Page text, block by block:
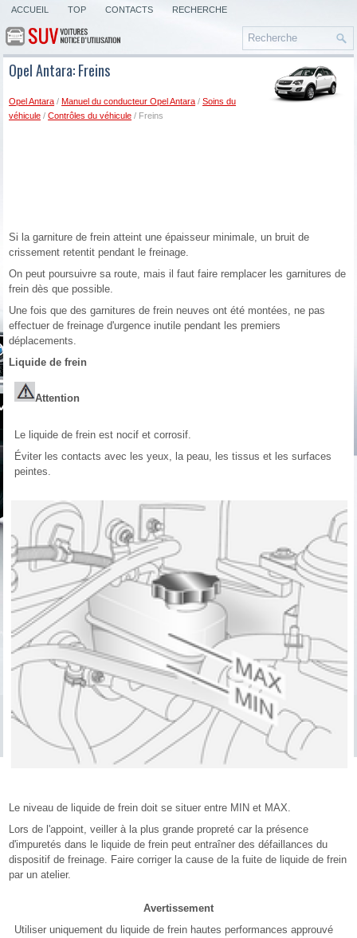
ACCUEIL TOP CONTACTS RECHERCHE
Opel Antara: Freins
Opel Antara /Manuel du conducteur Opel Antara /Soins du
véhicule /Contrôles du véhicule / Freins
Si la garniture de frein atteint une épaisseur minimale, un bruit de
crissement retentit pendant le freinage.
On peut poursuivre sa route, mais il faut faire remplacer les garnitures de
frein dès que possible.
Une fois que des garnitures de frein neuves ont été montées, ne pas
effectuer de freinage d'urgence inutile pendant les premiers
déplacements.
Liquide de frein
Attention
Le liquide de frein est nocif et corrosif.
Éviter les contacts avec les yeux, la peau, les tissus et les surfaces
peintes.
Le niveau de liquide de frein doit se situer entre MIN et MAX.
Lors de l'appoint, veiller à la plus grande propreté car la présence
d'impuretés dans le liquide de frein peut entraîner des défaillances du
dispositif de freinage. Faire corriger la cause de la fuite de liquide de frein
par un atelier.
Avertissement
Utiliser uniquement du liquide de frein hautes performances approuvé